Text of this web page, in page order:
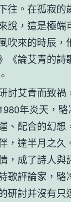
往。在孤寂
說，這是極
吹來的時辰
《論艾青的
討艾青而致
年炎天，
、配合的幻
，達半月之
，成了詩人與
歌評論家，
研討并沒有只